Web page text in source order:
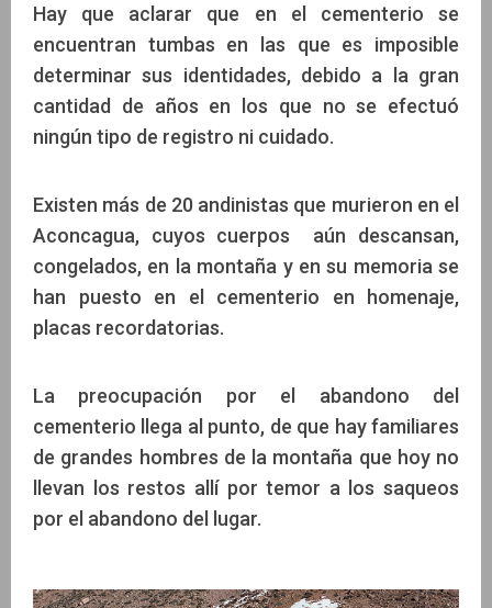
Hay que aclarar que en el cementerio se
encuentran tumbas en las que es imposible
determinar sus identidades, debido a la gran
cantidad de años en los que no se efectuó
ningún tipo de registro ni cuidado.
Existen más de 20 andinistas que murieron en el
Aconcagua, cuyos cuerpos aún descansan,
congelados, en la montaña y en su memoria se
han puesto en el cementerio en homenaje,
placas recordatorias.
La preocupación por el abandono del
cementerio llega al punto, de que hay familiares
de grandes hombres de la montaña que hoy no
llevan los restos allí por temor a los saqueos
por el abandono del lugar.